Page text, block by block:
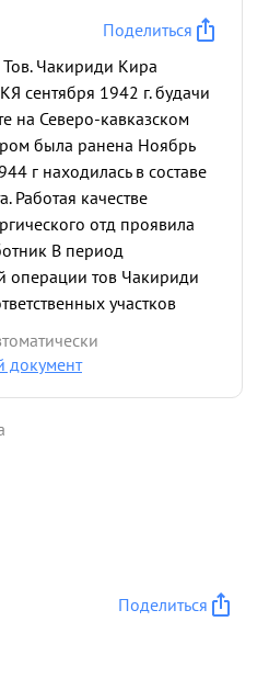
Поделиться
Тов. Чакириди Кира
сентября 1942 г. будачи
на Северо-кавказском
была ранена Ноябрь
г находилась в составе
Работая качестве
отд проявила
В период
операции тов Чакириди
участков
находились тяжело
Кости и
180 глухив гижов
документ
Поделиться